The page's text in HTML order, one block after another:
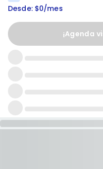
Desde: $0/mes
¡Agenda